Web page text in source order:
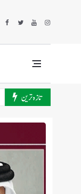
تازہ ترین